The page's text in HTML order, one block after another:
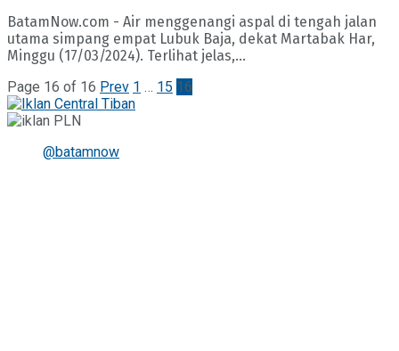
BatamNow.com - Air menggenangi aspal di tengah jalan
utama simpang empat Lubuk Baja, dekat Martabak Har,
Minggu (17/03/2024). Terlihat jelas,...
Page 16 of 16 Prev 1 … 15 16
@batamnow